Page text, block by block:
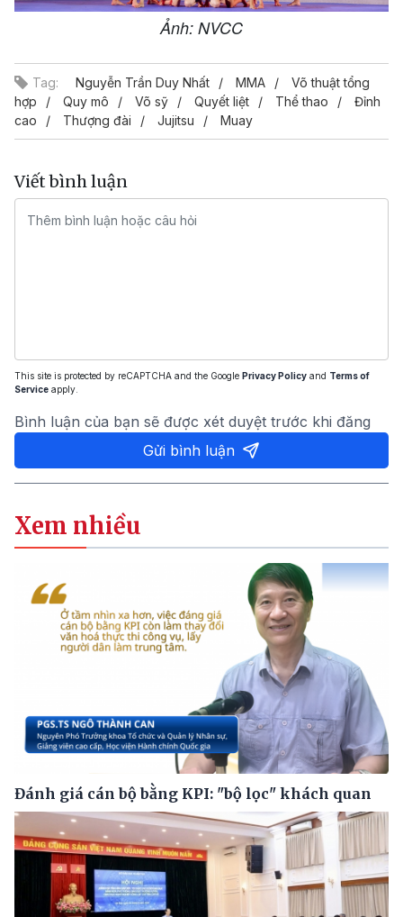
Ảnh: NVCC
Tag: Nguyễn Trần Duy Nhất MMA
Võ thuật tổng
hợp
Quy mô Võ sỹ Quyết liệt Thể thao
Đỉnh
cao
Thượng đài Jujitsu Muay
Viết bình luận
This site is protected by reCAPTCHA and the Google Privacy Policy and Terms of
Service apply.
Bình luận của bạn sẽ được xét duyệt trước khi đăng
Gửi bình luận
Xem nhiều
Đánh giá cán bộ bằng KPI: "bộ lọc" khách quan